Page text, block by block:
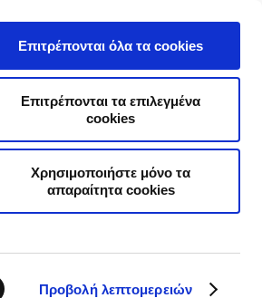
Προβολή λεπτομερειών
Επιτρέπονται όλα τα cookies
Επιτρέπονται τα επιλεγμένα
cookies
Χρησιμοποιήστε μόνο τα
απαραίτητα cookies
Online Ασφαλίσεις